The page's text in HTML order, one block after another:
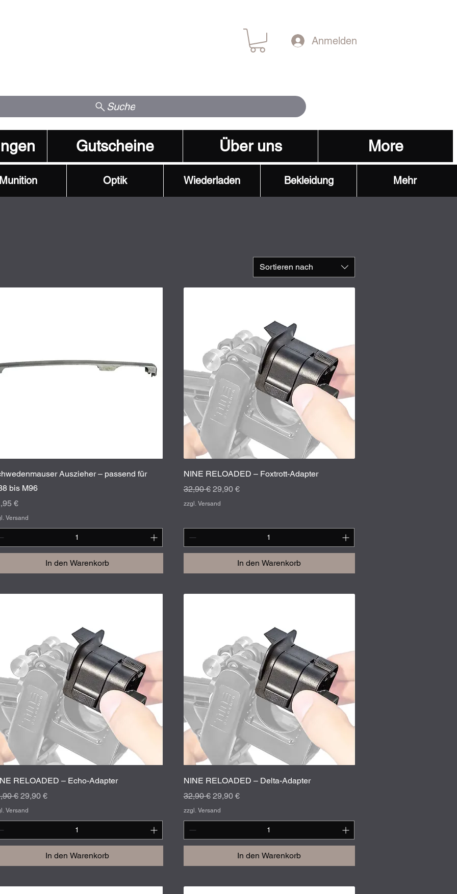
Anmelden
Suche
Gutscheine Über uns More
Optik Wiederladen Bekleidung Mehr
Sortieren nach
Schnellansicht
Auszieher – passend für
bis M96
€
Versand
In den Warenkorb
Schnellansicht
NINE RELOADED – Foxtrott-Adapter
Standardpreis
32,90 € Sale-Preis
29,90 €
zzgl. Versand
In den Warenkorb
Schnellansicht
RELOADED – Echo-Adapter
€Sale-Preis
29,90 €
Versand
In den Warenkorb
Schnellansicht
NINE RELOADED – Delta-Adapter
Standardpreis
32,90 € Sale-Preis
29,90 €
zzgl. Versand
In den Warenkorb